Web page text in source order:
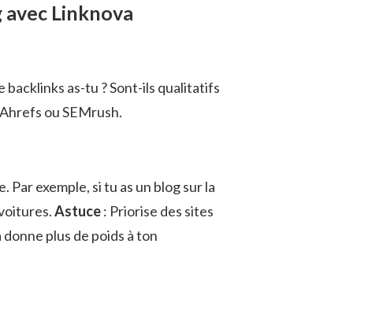
Linknova
backlinks as-tu ? Sont-ils qualitatifs
ou SEMrush.
exemple, si tu as un blog sur la
Astuce: Priorise des sites
plus de poids à ton